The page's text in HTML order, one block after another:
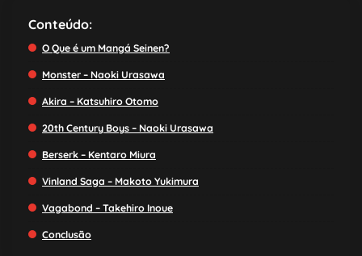
Conteúdo:
O Que é um Mangá Seinen?
Monster – Naoki Urasawa
Akira – Katsuhiro Otomo
20th Century Boys – Naoki Urasawa
Berserk – Kentaro Miura
Vinland Saga – Makoto Yukimura
Vagabond – Takehiro Inoue
Conclusão